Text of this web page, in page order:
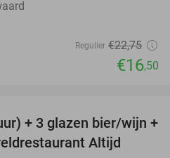
Regulier €22,75
€16,50
21%
+ 3 glazen bier/wijn +
Altijd